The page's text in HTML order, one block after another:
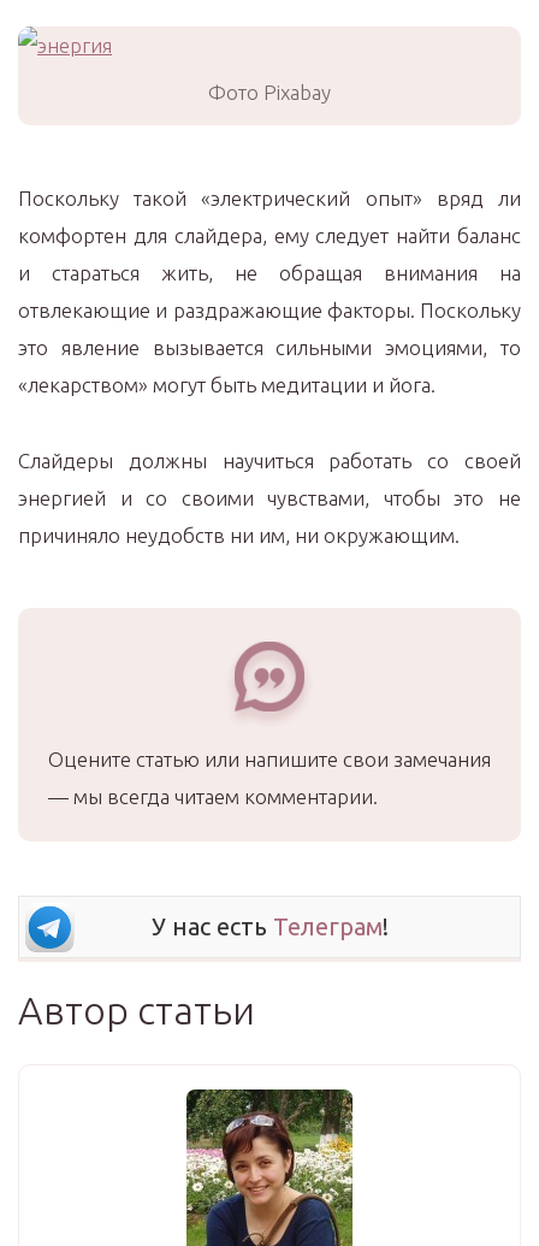
Фото Pixabay
Поскольку такой «электрический опыт» вряд ли
комфортен для слайдера, ему следует найти баланс
и стараться жить, не обращая внимания на
отвлекающие и раздражающие факторы. Поскольку
это явление вызывается сильными эмоциями, то
«лекарством» могут быть медитации и йога.
Слайдеры должны научиться работать со своей
энергией и со своими чувствами, чтобы это не
причиняло неудобств ни им, ни окружающим.
Оцените статью или напишите свои замечания
— мы всегда читаем комментарии.
У нас есть Телеграм!
Автор статьи